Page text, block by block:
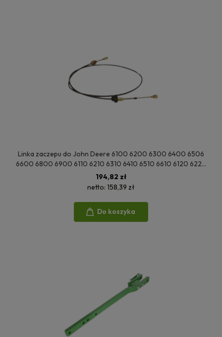
Linka zaczepu do John Deere 6100 6200 6300 6400 6506
6600 6800 6900 6110 6210 6310 6410 6510 6610 6120 6220
6320 6420 AL159083
194,82 zł
netto: 158,39 zł
Do koszyka